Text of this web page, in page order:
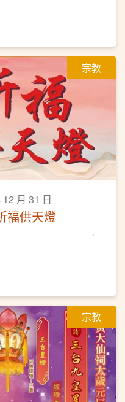
宗教
月 31 日
褔供天燈
宗教